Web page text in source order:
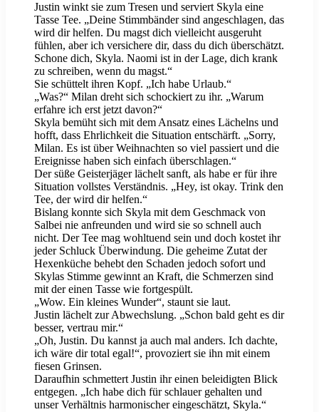
Justin winkt sie zum Tresen und serviert Skyla eine
Tasse Tee. „Deine Stimmbänder sind angeschlagen, das
wird dir helfen. Du magst dich vielleicht ausgeruht
fühlen, aber ich versichere dir, dass du dich überschätzt.
Schone dich, Skyla. Naomi ist in der Lage, dich krank
zu schreiben, wenn du magst.“
Sie schüttelt ihren Kopf. „Ich habe Urlaub.“
„Was?“ Milan dreht sich schockiert zu ihr. „Warum
erfahre ich erst jetzt davon?“
Skyla bemüht sich mit dem Ansatz eines Lächelns und
hofft, dass Ehrlichkeit die Situation entschärft. „Sorry,
Milan. Es ist über Weihnachten so viel passiert und die
Ereignisse haben sich einfach überschlagen.“
Der süße Geisterjäger lächelt sanft, als habe er für ihre
Situation vollstes Verständnis. „Hey, ist okay. Trink den
Tee, der wird dir helfen.“
Bislang konnte sich Skyla mit dem Geschmack von
Salbei nie anfreunden und wird sie so schnell auch
nicht. Der Tee mag wohltuend sein und doch kostet ihr
jeder Schluck Überwindung. Die geheime Zutat der
Hexenküche behebt den Schaden jedoch sofort und
Skylas Stimme gewinnt an Kraft, die Schmerzen sind
mit der einen Tasse wie fortgespült.
„Wow. Ein kleines Wunder“, staunt sie laut.
Justin lächelt zur Abwechslung. „Schon bald geht es dir
besser, vertrau mir.“
„Oh, Justin. Du kannst ja auch mal anders. Ich dachte,
ich wäre dir total egal!“, provoziert sie ihn mit einem
fiesen Grinsen.
Daraufhin schmettert Justin ihr einen beleidigten Blick
entgegen. „Ich habe dich für schlauer gehalten und
unser Verhältnis harmonischer eingeschätzt, Skyla.“